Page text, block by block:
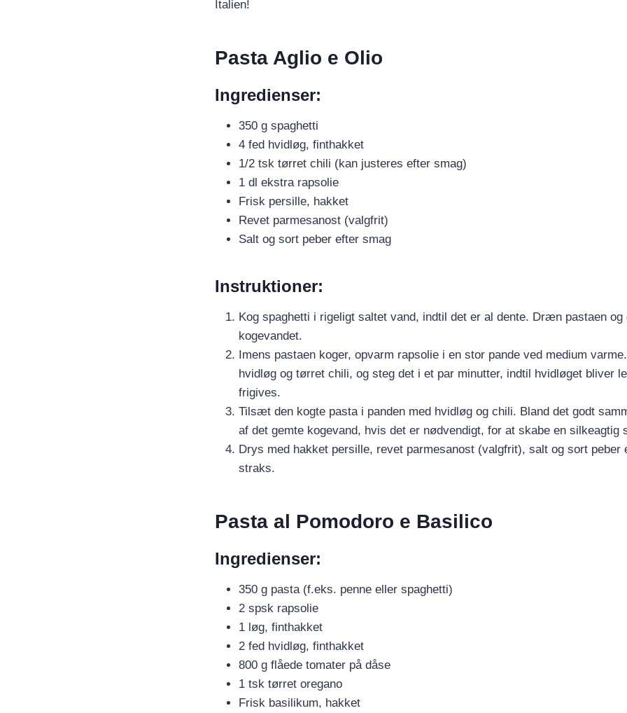
Italien!
Pasta Aglio e Olio
Ingredienser:
350 g spaghetti
4 fed hvidløg, finthakket
1/2 tsk tørret chili (kan justeres efter smag)
1 dl ekstra rapsolie
Frisk persille, hakket
Revet parmesanost (valgfrit)
Salt og sort peber efter smag
Instruktioner:
Kog spaghetti i rigeligt saltet vand, indtil det er al dente. Dræn pastaen og
kogevandet.
Imens pastaen koger, opvarm rapsolie i en stor pande ved medium
hvidløg og tørret chili, og steg det i et par minutter, indtil hvidløget bliver
frigives.
Tilsæt den kogte pasta i panden med hvidløg og chili. Bland det godt
af det gemte kogevand, hvis det er nødvendigt, for at skabe en silkeagtig
Drys med hakket persille, revet parmesanost (valgfrit), salt og sort peber
straks.
Pasta al Pomodoro e Basilico
Ingredienser:
350 g pasta (f.eks. penne eller spaghetti)
2 spsk rapsolie
1 løg, finthakket
2 fed hvidløg, finthakket
800 g flåede tomater på dåse
1 tsk tørret oregano
Frisk basilikum, hakket